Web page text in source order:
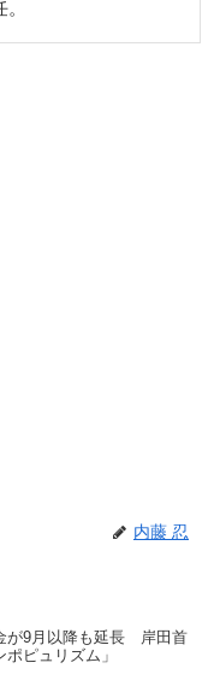
内藤 忍
が9月以降も延長 岸田首
ピュリズム」